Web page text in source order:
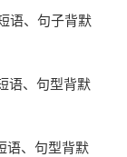
语、句子背默
语、句型背默
语、句型背默